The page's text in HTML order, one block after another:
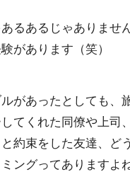
るあるじゃありませ
があります（笑）
があったとしても、
てくれた同僚や上司
約束をした友達、ど
ングってありますよね